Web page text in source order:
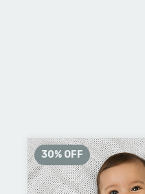
30% OFF